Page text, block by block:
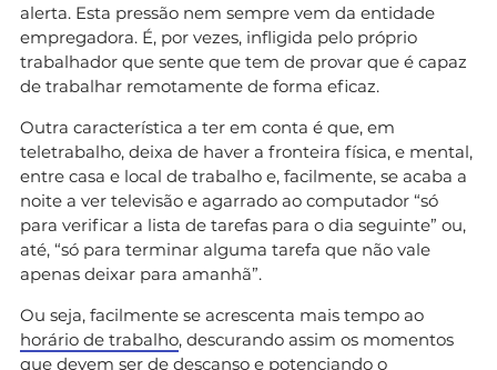
alerta. Esta pressão nem sempre vem da entidade
empregadora. É, por vezes, infligida pelo próprio
trabalhador que sente que tem de provar que é capaz
de trabalhar remotamente de forma eficaz.
Outra característica a ter em conta é que, em
teletrabalho, deixa de haver a fronteira física, e mental,
entre casa e local de trabalho e, facilmente, se acaba a
noite a ver televisão e agarrado ao computador “só
para verificar a lista de tarefas para o dia seguinte” ou,
até, “só para terminar alguma tarefa que não vale
apenas deixar para amanhã”.
Ou seja, facilmente se acrescenta mais tempo ao
horário de trabalho, descurando assim os momentos
que devem ser de descanso e potenciando o